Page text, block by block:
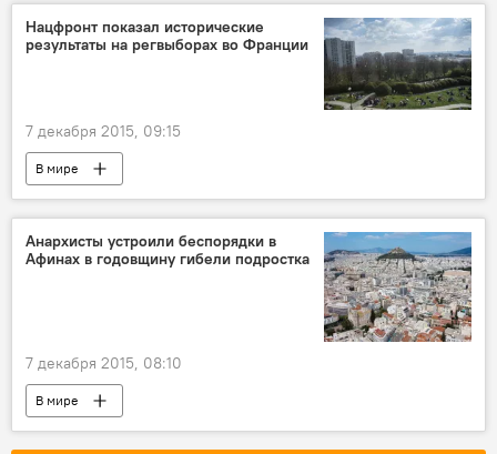
Нацфронт показал исторические
результаты на регвыборах во Франции
7 декабря 2015, 09:15
В мире
Анархисты устроили беспорядки в
Афинах в годовщину гибели подростка
7 декабря 2015, 08:10
В мире